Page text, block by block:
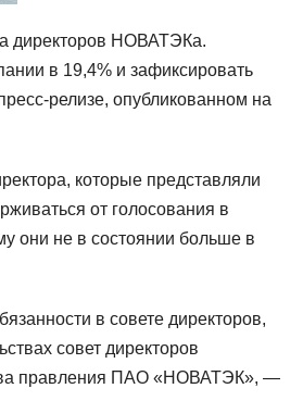
директоров НОВАТЭКа.
в 19,4% и зафиксировать
релизе, опубликованном на
которые представляли
от голосования в
они не в состоянии больше в
в совете директоров,
совет директоров
правления ПАО «НОВАТЭК», —